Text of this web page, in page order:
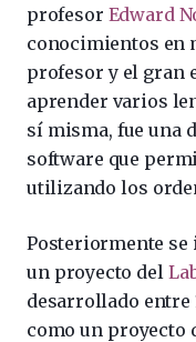
profesor Edward
conocimientos en
profesor y el gran
aprender varios
sí misma, fue una
software que
utilizando los
Posteriormente
un proyecto del
desarrollado entre
como un proyecto